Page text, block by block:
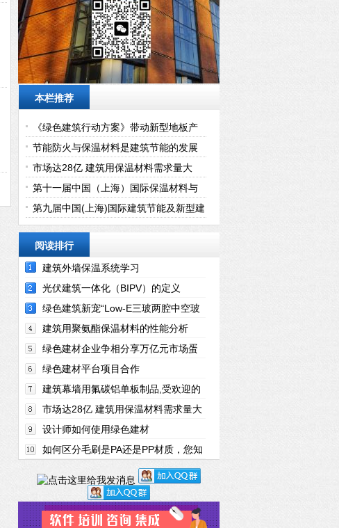
本栏推荐
《绿色建筑行动方案》带动新型地板产
业发展
节能防火与保温材料是建筑节能的发展
新趋势
市场达28亿 建筑用保温材料需求量大
第十一届中国（上海）国际保温材料与
节能技术展览会
第九届中国(上海)国际建筑节能及新型建
材展览会
阅读排行
建筑外墙保温系统学习
光伏建筑一体化（BIPV）的定义
绿色建筑新宠“Low-E三玻两腔中空玻
璃”
建筑用聚氨酯保温材料的性能分析
绿色建材企业争相分享万亿元市场蛋
糕
绿色建材平台项目合作
建筑幕墙用氟碳铝单板制品,受欢迎的
原因有这些
市场达28亿 建筑用保温材料需求量大
设计师如何使用绿色建材
如何区分毛刷是PA还是PP材质，您知